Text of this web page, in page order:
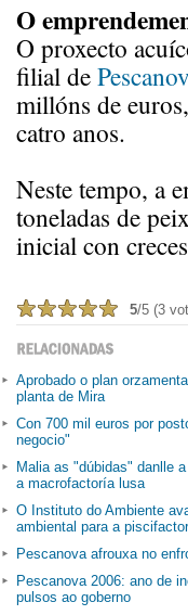
O
O proxecto
filial de
millóns de
catro anos.
Neste tempo, a
toneladas de
inicial con
5/5 (3
Aprobado o plan
planta de Mira
Con 700 mil euros por
negocio"
Malia as "dúbidas" danlle
a macrofactoría lusa
O Instituto do Ambiente
ambiental para a
Pescanova afrouxa no
Pescanova 2006: ano de
pulsos ao goberno